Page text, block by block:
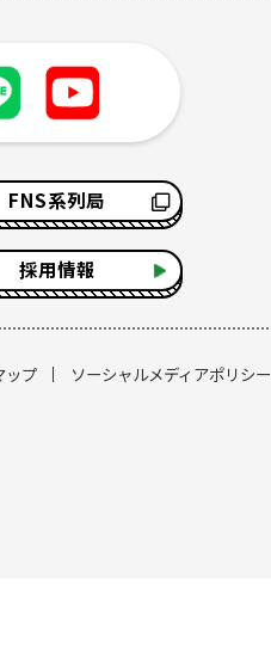
FNS系列局
採用情報
ップ ソーシャルメディアポリシー